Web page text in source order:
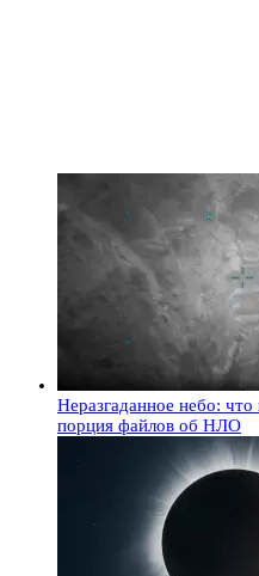
Неразгаданное небо: что
порция файлов об НЛО